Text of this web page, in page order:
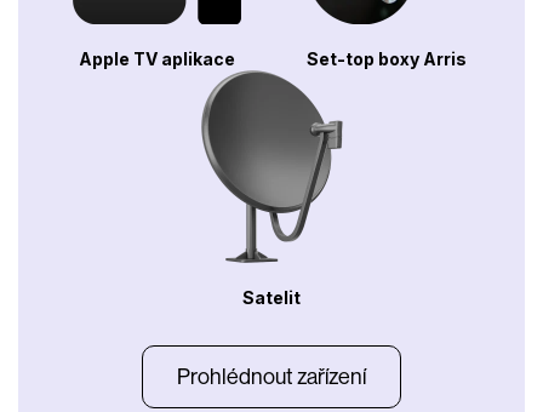
Apple TV aplikace Set-top boxy Arris
Satelit
Prohlédnout zařízení